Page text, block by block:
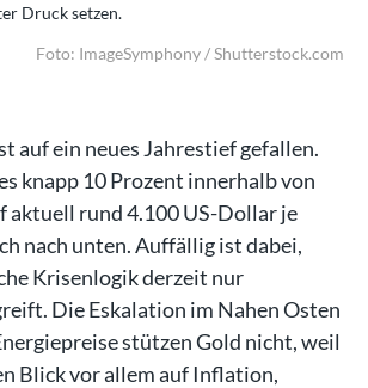
Druck setzen.
Foto: ImageSymphony / Shutterstock.com
auf ein neues Jahrestief gefallen.
knapp 10 Prozent innerhalb von
aktuell rund 4.100 US-Dollar je
nach unten. Auffällig ist dabei,
Krisenlogik derzeit nur
Die Eskalation im Nahen Osten
stützen Gold nicht, weil
Blick vor allem auf Inflation,